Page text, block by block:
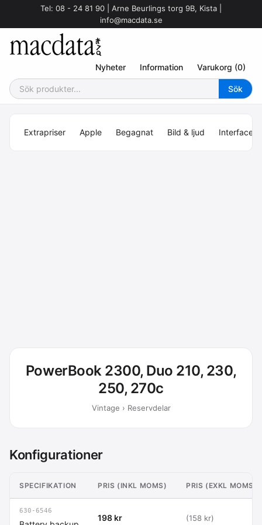
Tel: 08 - 24 81 90 | Arne Beurlings torg 9B, Kista |
info@macdata.se
Nyheter Information Varukorg (0)
Extrapriser Apple Begagnat Bild & ljud Interface
PowerBook 2300, Duo 210, 230,
250, 270c
Vintage › Reservdelar
Konfigurationer
SPECIFIKATION PRIS (INKL MOMS) PRIS (EXKL MOMS)
630-6546
198 kr (158 kr)